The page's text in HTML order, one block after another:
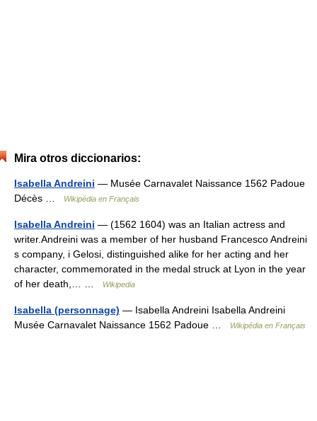
Mira otros diccionarios:
Isabella Andreini — Musée Carnavalet Naissance 1562 Padoue
Décès …
Wikipédia en Français
Isabella Andreini — (1562 1604) was an Italian actress and
writer.Andreini was a member of her husband Francesco Andreini
s company, i Gelosi, distinguished alike for her acting and her
character, commemorated in the medal struck at Lyon in the year
of her death,… …
Wikipedia
Isabella (personnage) — Isabella Andreini Isabella Andreini
Musée Carnavalet Naissance 1562 Padoue …
Wikipédia en Français